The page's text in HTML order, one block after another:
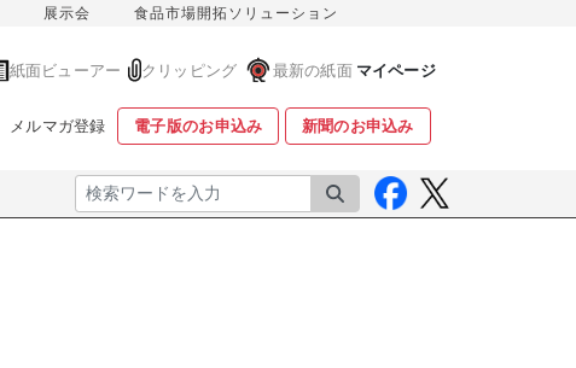
展示会 食品市場開拓ソリューション
紙面ビューアー クリッピング 最新の紙面 マイページ
メルマガ登録 電子版のお申込み 新聞のお申込み
検索